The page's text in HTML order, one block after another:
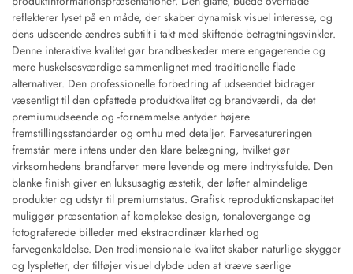
reflekterer lyset på en måde, der skaber dynamisk visuel interesse, og
dens udseende ændres subtilt i takt med skiftende betragtningsvinkler.
Denne interaktive kvalitet gør brandbeskeder mere engagerende og
mere huskelsesværdige sammenlignet med traditionelle flade
alternativer. Den professionelle forbedring af udseendet bidrager
væsentligt til den opfattede produktkvalitet og brandværdi, da det
premiumudseende og -fornemmelse antyder højere
fremstillingsstandarder og omhu med detaljer. Farvesatureringen
fremstår mere intens under den klare belægning, hvilket gør
virksomhedens brandfarver mere levende og mere indtryksfulde. Den
blanke finish giver en luksusagtig æstetik, der løfter almindelige
produkter og udstyr til premiumstatus. Grafisk reproduktionskapacitet
muliggør præsentation af komplekse design, tonalovergange og
fotograferede billeder med ekstraordinær klarhed og
farvegenkaldelse. Den tredimensionale kvalitet skaber naturlige skygger
og lyspletter, der tilføjer visuel dybde uden at kræve særlige